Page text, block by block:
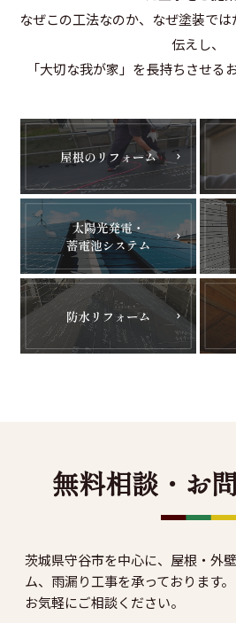
なぜこの工法なのか、なぜ塗装で
伝えし、
「大切な我が家」を長持ちさせる
無料相談・お
茨城県守谷市を中心に、屋根・外
ム、雨漏り工事を承っております。
お気軽にご相談ください。